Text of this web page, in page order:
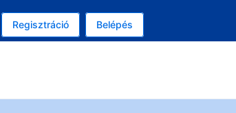
amerikai dollár
Magyar
Regisztráció Belépés